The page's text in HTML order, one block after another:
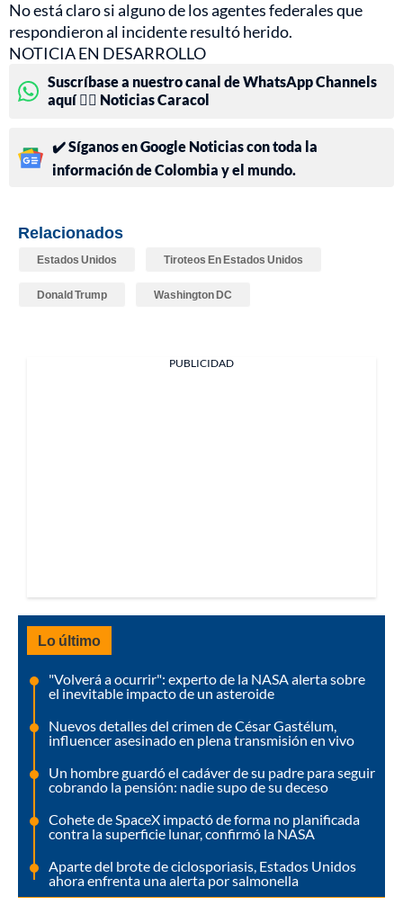
No está claro si alguno de los agentes federales que
respondieron al incidente resultó herido.
NOTICIA EN DESARROLLO
Suscríbase a nuestro canal de WhatsApp Channels
aquí 👉🏻 Noticias Caracol
✔️ Síganos en Google Noticias con toda la
información de Colombia y el mundo.
Relacionados
Estados Unidos Tiroteos En Estados Unidos
Donald Trump Washington DC
PUBLICIDAD
Lo último
"Volverá a ocurrir": experto de la NASA alerta sobre
el inevitable impacto de un asteroide
Nuevos detalles del crimen de César Gastélum,
influencer asesinado en plena transmisión en vivo
Un hombre guardó el cadáver de su padre para seguir
cobrando la pensión: nadie supo de su deceso
Cohete de SpaceX impactó de forma no planificada
contra la superficie lunar, confirmó la NASA
Aparte del brote de ciclosporiasis, Estados Unidos
ahora enfrenta una alerta por salmonella